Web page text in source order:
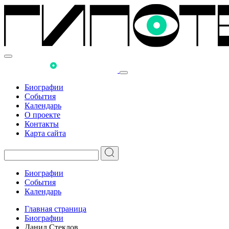
Биографии
События
Календарь
О проекте
Контакты
Карта сайта
Биографии
События
Календарь
Главная страница
Биографии
Данил Стеклов